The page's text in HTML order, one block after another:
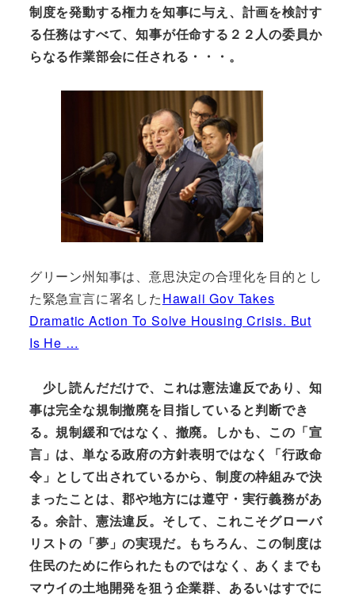
制度を発動する権力を知事に与え、計画を検討す
る任務はすべて、知事が任命する２２人の委員か
らなる作業部会に任される・・・。
グリーン州知事は、意思決定の合理化を目的とし
た緊急宣言に署名したHawaii Gov Takes
Dramatic Action To Solve Housing Crisis. But
Is He …
少し読んだだけで、これは憲法違反であり、知
事は完全な規制撤廃を目指していると判断でき
る。規制緩和ではなく、撤廃。しかも、この「宣
言」は、単なる政府の方針表明ではなく「行政命
令」として出されているから、制度の枠組みで決
まったことは、郡や地方には遵守・実行義務があ
る。余計、憲法違反。そして、これこそグローバ
リストの「夢」の実現だ。もちろん、この制度は
住民のために作られたものではなく、あくまでも
マウイの土地開発を狙う企業群、 あるいはすでに